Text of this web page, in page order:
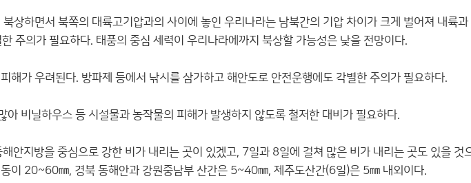
상하면서 북쪽의 대륙고기압과의 사이에 놓인 우리나라는 남북간의 기압 차이가 크게 벌어져 내륙
주의가 필요하다. 태풍의 중심 세력이 우리나라에까지 북상할 가능성은 낮을 전망이다.
해가 우려된다. 방파제 등에서 낚시를 삼가하고 해안도로 안전운행에도 각별한 주의가 필요하다.
비닐하우스 등 시설물과 농작물의 피해가 발생하지 않도록 철저한 대비가 필요하다.
안지방을 중심으로 강한 비가 내리는 곳이 있겠고, 7일과 8일에 걸쳐 많은 비가 내리는 곳도 있을 것
이 20~60㎜, 경북 동해안과 강원중남부 산간은 5~40㎜, 제주도산간(6일)은 5㎜ 내외이다.